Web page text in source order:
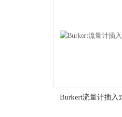
Burkert流量计插入